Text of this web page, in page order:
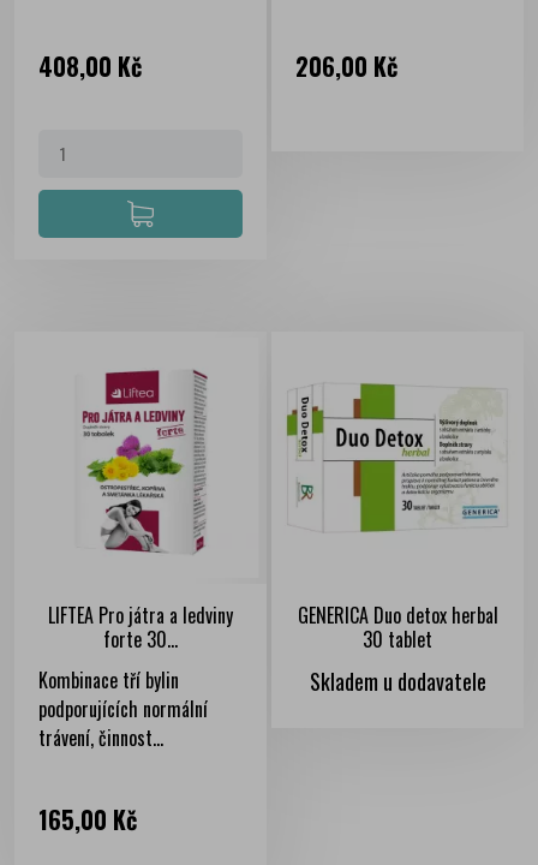
Cena
408,00 Kč Cena
206,00 Kč
LIFTEA Pro játra a ledviny
forte 30...
Kombinace tří bylin
podporujících normální
trávení, činnost...
Cena
165,00 Kč
GENERICA Duo detox herbal
30 tablet
Skladem u dodavatele